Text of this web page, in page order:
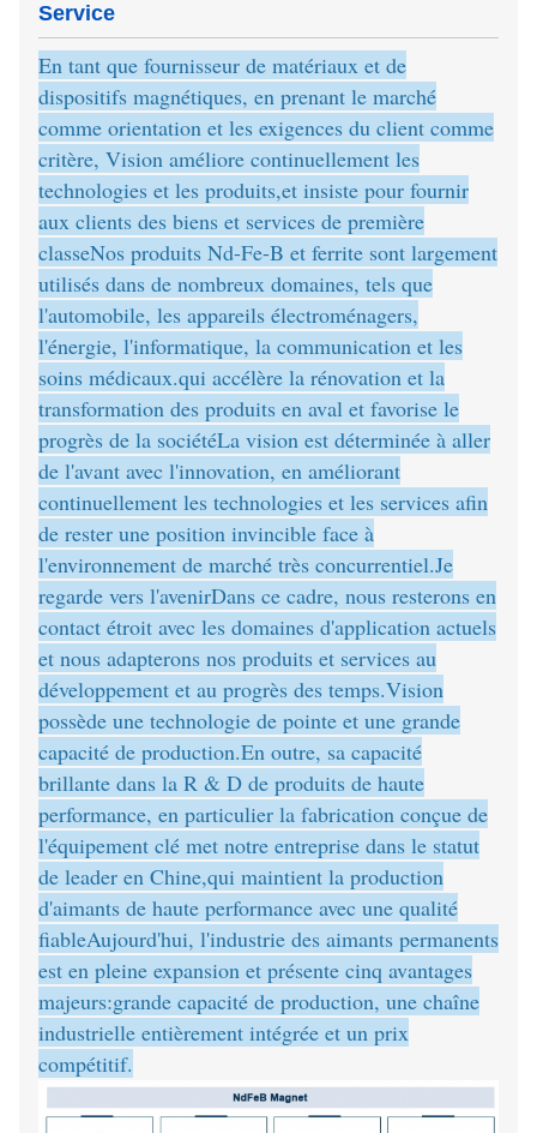
Service
En tant que fournisseur de matériaux et de
dispositifs magnétiques, en prenant le marché
comme orientation et les exigences du client comme
critère, Vision améliore continuellement les
technologies et les produits,et insiste pour fournir
aux clients des biens et services de première
classeNos produits Nd-Fe-B et ferrite sont largement
utilisés dans de nombreux domaines, tels que
l'automobile, les appareils électroménagers,
l'énergie, l'informatique, la communication et les
soins médicaux.qui accélère la rénovation et la
transformation des produits en aval et favorise le
progrès de la sociétéLa vision est déterminée à aller
de l'avant avec l'innovation, en améliorant
continuellement les technologies et les services afin
de rester une position invincible face à
l'environnement de marché très concurrentiel.Je
regarde vers l'avenirDans ce cadre, nous resterons en
contact étroit avec les domaines d'application actuels
et nous adapterons nos produits et services au
développement et au progrès des temps.Vision
possède une technologie de pointe et une grande
capacité de production.En outre, sa capacité
brillante dans la R & D de produits de haute
performance, en particulier la fabrication conçue de
l'équipement clé met notre entreprise dans le statut
de leader en Chine,qui maintient la production
d'aimants de haute performance avec une qualité
fiableAujourd'hui, l'industrie des aimants permanents
est en pleine expansion et présente cinq avantages
majeurs:grande capacité de production, une chaîne
industrielle entièrement intégrée et un prix
compétitif.